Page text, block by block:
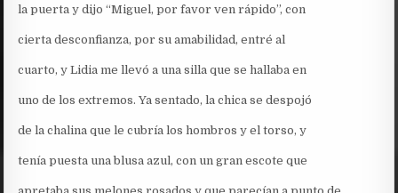
la puerta y dijo “Miguel, por favor ven rápido”, con
cierta desconfianza, por su amabilidad, entré al
cuarto, y Lidia me llevó a una silla que se hallaba en
uno de los extremos. Ya sentado, la chica se despojó
de la chalina que le cubría los hombros y el torso, y
tenía puesta una blusa azul, con un gran escote que